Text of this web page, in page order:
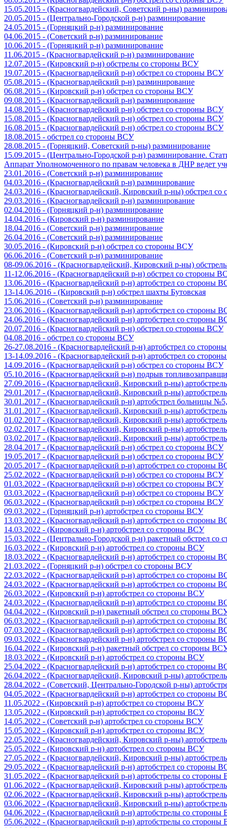
15.05.2015 - (Красногвардейский, Советский р-ны)
20.05.2015 - (Центрально-Городской р-н) разминирование
24.05.2015 - (Горняцкий р-н) разминирование
04.06.2015 - (Советский р-н) разминирование
10.06.2015 - (Горняцкий р-н) разминирование
11.06.2015 - (Красногвардейский р-н) разминирование
12.07.2015 - (Кировский р-н) обстрелы со стороны ВСУ
19.07.2015 - (Красногвардейский р-н) обстрел со стороны ВСУ
05.08.2015 - (Красногвардейский р-н) разминирование
06.08.2015 - (Кировский р-н) обстрел со стороны ВСУ
09.08.2015 - (Красногвардейский р-н) разминирование
14.08.2015 - (Красногвардейский р-н) обстрел со стороны ВСУ
15.08.2015 - (Красногвардейский р-н) обстрел со стороны ВСУ
16.08.2015 - (Красногвардейский р-н) обстрел со стороны ВСУ
18.08.2015 - обстрел со стороны ВСУ
28.08.2015 - (Горняцкий, Советский р-ны) разминирование
15.09.2015 - (Центрально-Городской р-н) разминирование.
Аппарат Уполномоченного по правам человека в ДНР ведет
23.01.2016 - (Советский р-н) разминирование
04.03.2016 - (Красногвардейский р-н) разминирование
24.03.2016 - (Красногвардейский, Кировский р-ны) обстрел
29.03.2016 - (Красногвардейский р-н) разминирование
02.04.2016 - (Горняцкий р-н) разминирование
14.04.2016 - (Кировский р-н) разминирование
18.04.2016 - (Советский р-н) разминирование
26.04.2016 - (Советский р-н) разминирование
30.05.2016 - (Кировский р-н) обстрел со стороны ВСУ
06.06.2016 - (Советский р-н) разминирование
08-09.06.2016 - (Красногвардейский, Кировский р-ны)
11-12.06.2016 - (Красногвардейский р-н) обстрел со стороны
13.06.2016 - (Красногвардейский р-н) артобстрел со стороны
13-14.06.2016 - (Кировский р-н) обстрел шахты Бутовская
15.06.2016 - (Советский р-н) разминирование
23.06.2016 - (Красногвардейский р-н) артобстрел со стороны
24.06.2016 - (Красногвардейский р-н) артобстрел со стороны
20.07.2016 - (Красногвардейский р-н) обстрел со стороны ВСУ
04.08.2016 - обстрел со стороны ВСУ
26-27.08.2016 - (Красногвардейский р-н) артобстрел со
13-14.09.2016 - (Красногвардейский р-н) артобстрел со
14.09.2016 - (Красногвардейский р-н) обстрел со стороны ВСУ
05.10.2016 - (Красногвардейский р-н) подрыв
27.09.2016 - (Красногвардейский, Кировский р-ны)
29.01.2017 - (Красногвардейский, Кировский р-ны)
30.01.2017 - (Красногвардейский р-н) артобстрел больницы
31.01.2017 - (Красногвардейский, Кировский р-ны)
01.02.2017 - (Красногвардейский, Кировский р-ны)
02.02.2017 - (Красногвардейский, Кировский р-ны)
03.02.2017 - (Красногвардейский, Кировский р-ны)
28.04.2017 - (Красногвардейский р-н) обстрел со стороны ВСУ
19.05.2017 - (Красногвардейский р-н) обстрел со стороны ВСУ
20.05.2017 - (Красногвардейский р-н) артобстрел со стороны
25.02.2022 - (Красногвардейский р-н) обстрел со стороны ВСУ
01.03.2022 - (Красногвардейский р-н) обстрел со стороны ВСУ
03.03.2022 - (Красногвардейский р-н) обстрел со стороны ВСУ
06.03.2022 - (Красногвардейский р-н) обстрел со стороны ВСУ
09.03.2022 - (Горняцкий р-н) артобстрел со стороны ВСУ
13.03.2022 - (Красногвардейский р-н) артобстрел со стороны
14.03.2022 - (Кировский р-н) артобстрел со стороны ВСУ
15.03.2022 - (Центрально-Городской р-н) ракетный обстрел со
16.03.2022 - (Кировский р-н) артобстрел со стороны ВСУ
18.03.2022 - (Красногвардейский р-н) артобстрел со стороны
21.03.2022 - (Горняцкий р-н) обстрел со стороны ВСУ
22.03.2022 - (Красногвардейский р-н) артобстрел со стороны
24.03.2022 - (Красногвардейский р-н) артобстрел со стороны
26.03.2022 - (Кировский р-н) артобстрел со стороны ВСУ
24.03.2022 - (Красногвардейский р-н) артобстрел со стороны
04.04.2022 - (Кировский р-н) ракетный обстрел со стороны
06.03.2022 - (Красногвардейский р-н) артобстрел со стороны
07.03.2022 - (Красногвардейский р-н) артобстрел со стороны
09.03.2022 - (Красногвардейский р-н) артобстрел со стороны
16.04.2022 - (Кировский р-н) ракетный обстрел со стороны
18.03.2022 - (Кировский р-н) артобстрел со стороны ВСУ
25.04.2022 - (Красногвардейский р-н) артобстрел со стороны
26.04.2022 - (Красногвардейский, Кировский р-ны)
28.04.2022 - (Советский, Центрально-Городской р-ны)
04.05.2022 - (Красногвардейский р-н) артобстрел со стороны
11.05.2022 - (Кировский р-н) артобстрел со стороны ВСУ
13.05.2022 - (Кировский р-н) артобстрел со стороны ВСУ
14.05.2022 - (Советский р-н) артобстрел со стороны ВСУ
15.05.2022 - (Кировский р-н) артобстрел со стороны ВСУ
22.05.2022 - (Красногвардейский, Кировский р-ны)
25.05.2022 - (Кировский р-н) артобстрел со стороны ВСУ
27.05.2022 - (Красногвардейский, Кировский р-ны)
29.05.2022 - (Красногвардейский р-н) артобстрел со стороны
31.05.2022 - (Красногвардейский р-н) артобстрелы со
01.06.2022 - (Красногвардейский, Кировский р-ны)
02.06.2022 - (Красногвардейский, Кировский р-ны)
03.06.2022 - (Красногвардейский, Кировский р-ны)
04.06.2022 - (Красногвардейский р-н) артобстрелы со
05.06.2022 - (Красногвардейский р-н) артобстрелы со